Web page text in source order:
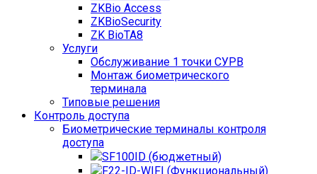
ZKBio Access
ZKBioSecurity
ZK BioTA8
Услуги
Обслуживание 1 точки СУРВ
Монтаж биометрического
терминала
Типовые решения
Контроль доступа
Биометрические терминалы контроля
доступа
SF100ID (бюджетный)
F22-ID-WIFI (Функциональный)